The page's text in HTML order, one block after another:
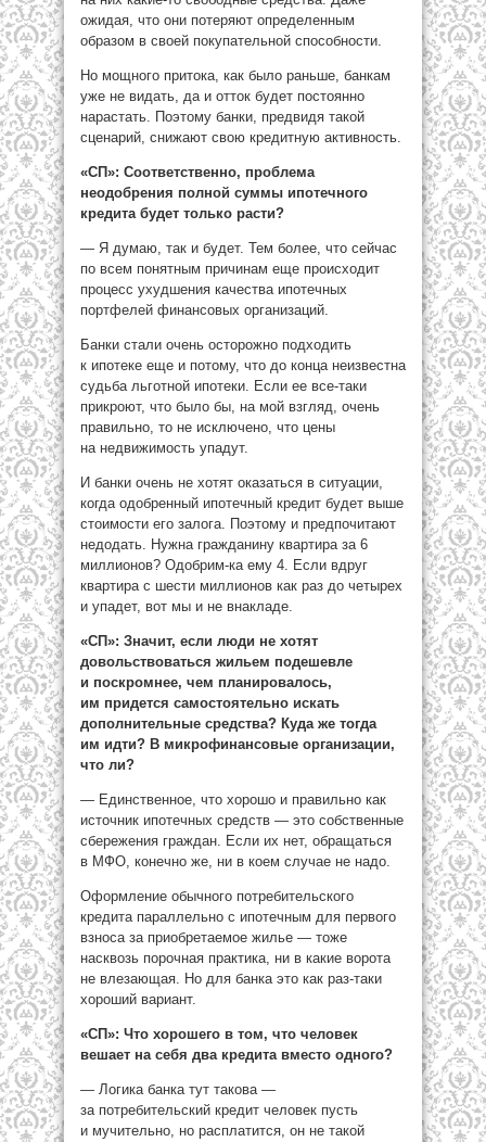
ожидая, что они потеряют определенным
образом в своей покупательной способности.
Но мощного притока, как было раньше, банкам
уже не видать, да и отток будет постоянно
нарастать. Поэтому банки, предвидя такой
сценарий, снижают свою кредитную активность.
«СП»: Соответственно, проблема
неодобрения полной суммы ипотечного
кредита будет только расти?
— Я думаю, так и будет. Тем более, что сейчас
по всем понятным причинам еще происходит
процесс ухудшения качества ипотечных
портфелей финансовых организаций.
Банки стали очень осторожно подходить
к ипотеке еще и потому, что до конца неизвестна
судьба льготной ипотеки. Если ее все-таки
прикроют, что было бы, на мой взгляд, очень
правильно, то не исключено, что цены
на недвижимость упадут.
И банки очень не хотят оказаться в ситуации,
когда одобренный ипотечный кредит будет выше
стоимости его залога. Поэтому и предпочитают
недодать. Нужна гражданину квартира за 6
миллионов? Одобрим-ка ему 4. Если вдруг
квартира с шести миллионов как раз до четырех
и упадет, вот мы и не внакладе.
«СП»: Значит, если люди не хотят
довольствоваться жильем подешевле
и поскромнее, чем планировалось,
им придется самостоятельно искать
дополнительные средства? Куда же тогда
им идти? В микрофинансовые организации,
что ли?
— Единственное, что хорошо и правильно как
источник ипотечных средств — это собственные
сбережения граждан. Если их нет, обращаться
в МФО, конечно же, ни в коем случае не надо.
Оформление обычного потребительского
кредита параллельно с ипотечным для первого
взноса за приобретаемое жилье — тоже
насквозь порочная практика, ни в какие ворота
не влезающая. Но для банка это как раз-таки
хороший вариант.
«СП»: Что хорошего в том, что человек
вешает на себя два кредита вместо одного?
— Логика банка тут такова —
за потребительский кредит человек пусть
и мучительно, но расплатится, он не такой